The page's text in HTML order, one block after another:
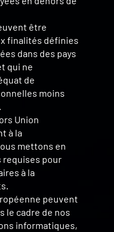
être
finalités définies
dans des pays
qui ne
de
moins
Union
à la
mettons en
pour
à la
peuvent
le cadre de nos
informatiques,